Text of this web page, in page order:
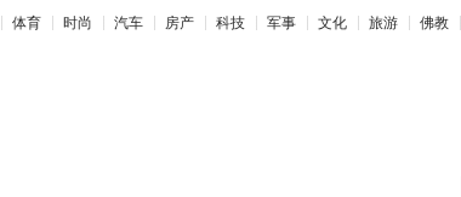
体育 时尚 汽车 房产 科技 军事 文化 旅游 佛教